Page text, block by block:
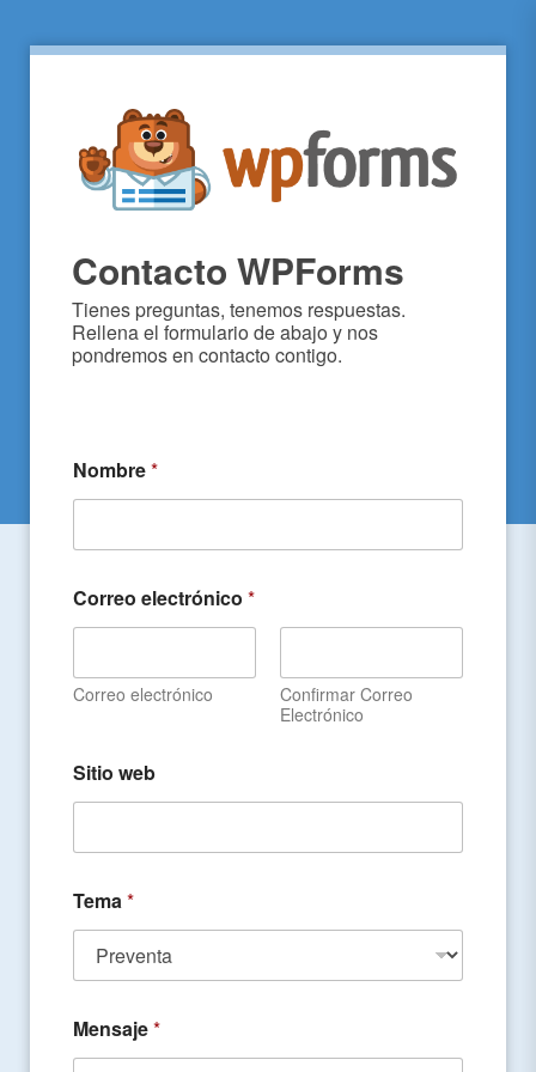
Contacto WPForms
Tienes preguntas, tenemos respuestas.
Rellena el formulario de abajo y nos
pondremos en contacto contigo.
Nombre*
Correo electrónico *
Correo electrónico
Confirmar Correo
Electrónico
Sitio web
Tema*
Mensaje*